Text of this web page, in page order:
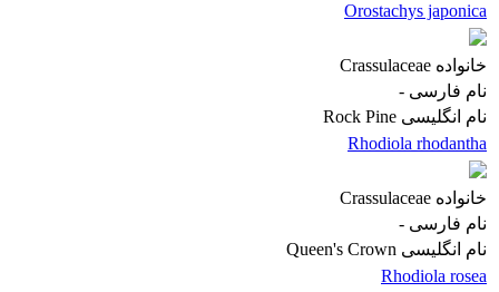
Orostachys japonica
خانوادهCrassulaceae
نام فارسی -
نام انگلیسی Rock Pine
Rhodiola rhodantha
خانوادهCrassulaceae
نام فارسی -
نام انگلیسی Queen's Crown
Rhodiola rosea